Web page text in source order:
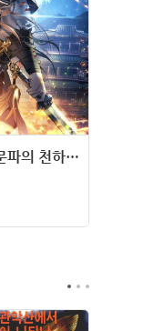
어중간한 문파의 천하제일인